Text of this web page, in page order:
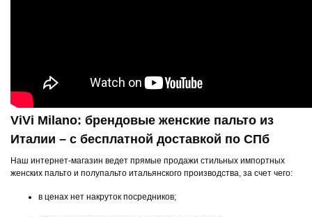
ViVi Milano: брендовые женские пальто из
Италии – с бесплатной доставкой по СПб
Наш интернет-магазин ведет прямые продажи стильных импортных
женских пальто и полупальто итальянского производства, за счет чего:
в ценах нет накруток посредников;